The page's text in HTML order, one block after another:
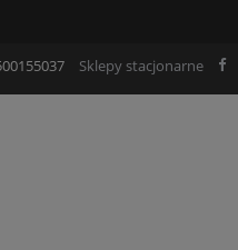
Sklepy stacjonarne